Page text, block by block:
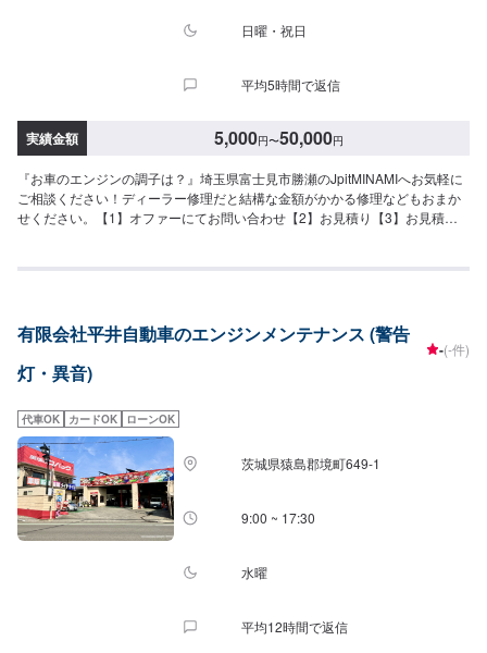
日曜・祝日
平均5時間で返信
実績金額 5,000円〜50,000円
『お車のエンジンの調子は？』埼玉県富士見市勝瀬のJpitMINAMIへお気軽に
ご相談ください！ディーラー修理だと結構な金額がかかる修理などもおまか
せください。【1】オファーにてお問い合わせ【2】お見積り【3】お見積り
品の取り付けを承ります！クルマ好きの皆さんのピットワーカーにおまかせ
『営業時間・定休日』営業時間：8:30〜18:00定休日：日・祝・第一月曜
有限会社平井自動車のエンジンメンテナンス (警告
灯・異音)
-(-件)
代車OK カードOK ローンOK
茨城県猿島郡境町649-1
9:00 ~ 17:30
水曜
平均12時間で返信